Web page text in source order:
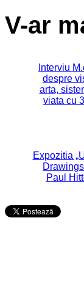
V-ar
Interviu
despre
arta,
viata cu
Expozitia
Paul